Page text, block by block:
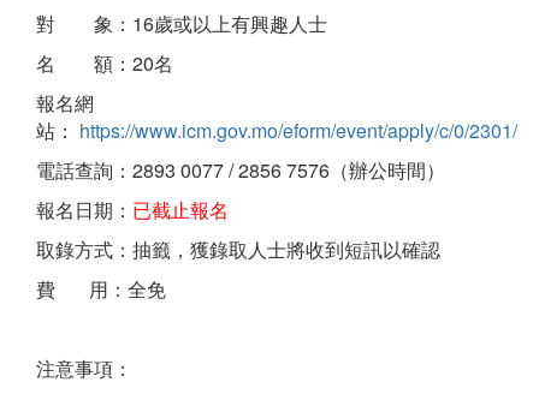
對 象：16歲或以上有興趣人士
名 額：20名
報名網
站： https://www.icm.gov.mo/eform/event/apply/c/0/2301/
電話查詢：2893 0077 / 2856 7576（辦公時間）
報名日期： 已截止報名
取錄方式：抽籤，獲錄取人士將收到短訊以確認
費 用：全免
注意事項：